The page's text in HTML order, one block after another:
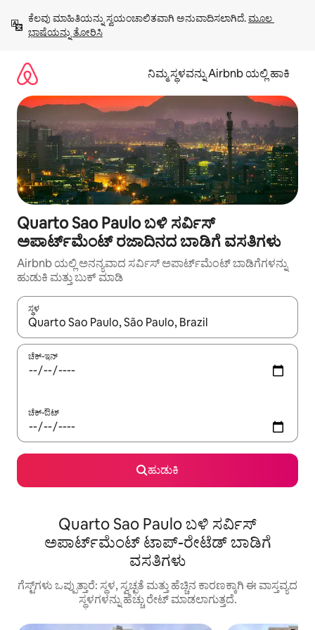
ಹೋಗಿ
ಕೆಲವು ಮಾಹಿತಿಯನ್ನು ಸ್ವಯಂಚಾಲಿತವಾಗಿ ಅನುವಾದಿಸಲಾಗಿದೆ. ಮೂಲ
ಭಾಷೆಯನ್ನು ತೋರಿಸಿ
ನಿಮ್ಮ ಸ್ಥಳವನ್ನು Airbnb ಯಲ್ಲಿ ಹಾಕಿ
Quarto Sao Paulo ಬಳಿ ಸರ್ವಿಸ್
ಅಪಾರ್ಟ್‌ಮೆಂಟ್ ರಜಾದಿನದ ಬಾಡಿಗೆ ವಸತಿಗಳು
Airbnb ಯಲ್ಲಿ ಅನನ್ಯವಾದ ಸರ್ವಿಸ್ ಅಪಾರ್ಟ್‌ಮೆಂಟ್ ಬಾಡಿಗೆಗಳನ್ನು
ಹುಡುಕಿ ಮತ್ತು ಬುಕ್ ಮಾಡಿ
ಸ್ಥಳ
ಫಲಿತಾಂಶಗಳು ಲಭ್ಯವಿರುವಾಗ, ಅಪ್ ಮತ್ತು ಡೌನ್ ಬಾಣದ ಕೀಲಿಗಳೊಂದಿಗೆ
ಚೆಕ್-ಇನ್
ಚೆಕ್-ಔಟ್
ಹುಡುಕಿ
Quarto Sao Paulo ಬಳಿ ಸರ್ವಿಸ್
ಅಪಾರ್ಟ್‌ಮೆಂಟ್ ಟಾಪ್-ರೇಟೆಡ್ ಬಾಡಿಗೆ
ವಸತಿಗಳು
ಗೆಸ್ಟ್‌ಗಳು ಒಪ್ಪುತ್ತಾರೆ: ಸ್ಥಳ, ಸ್ವಚ್ಛತೆ ಮತ್ತು ಹೆಚ್ಚಿನ ಕಾರಣಕ್ಕಾಗಿ ಈ ವಾಸ್ತವ್ಯದ
ಸ್ಥಳಗಳನ್ನು ಹೆಚ್ಚು ರೇಟ್ ಮಾಡಲಾಗುತ್ತದೆ.